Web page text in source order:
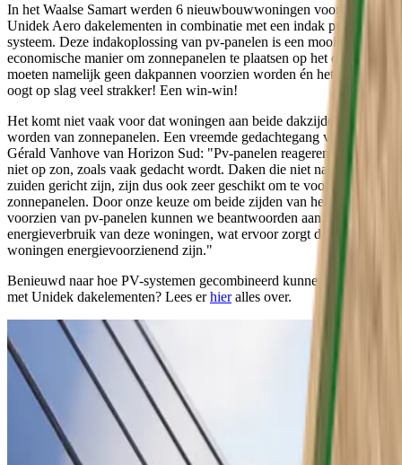
In het Waalse Samart werden 6 nieuwbouwwoningen voorzien van
Unidek Aero dakelementen in combinatie met een indak pv-
systeem. Deze indakoplossing van pv-panelen is een mooie en
economische manier om zonnepanelen te plaatsen op het dak: er
moeten namelijk geen dakpannen voorzien worden én het geheel
oogt op slag veel strakker! Een win-win!
Het komt niet vaak voor dat woningen aan beide dakzijden voorzien
worden van zonnepanelen. Een vreemde gedachtegang volgens
Gérald Vanhove van Horizon Sud: "Pv-panelen reageren op licht en
niet op zon, zoals vaak gedacht wordt. Daken die niet naar het
zuiden gericht zijn, zijn dus ook zeer geschikt om te voorzien van
zonnepanelen. Door onze keuze om beide zijden van het dak te
voorzien van pv-panelen kunnen we beantwoorden aan het jaarlijks
energieverbruik van deze woningen, wat ervoor zorgt dat deze
woningen energievoorzienend zijn."
Benieuwd naar hoe PV-systemen gecombineerd kunnen worden
met Unidek dakelementen? Lees erhieralles over.